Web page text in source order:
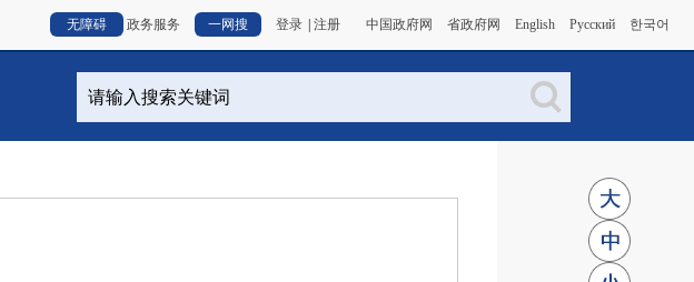
无障碍 政务服务 一网搜 登录 注册 中国政府网 省政府网 English Русский 한국어